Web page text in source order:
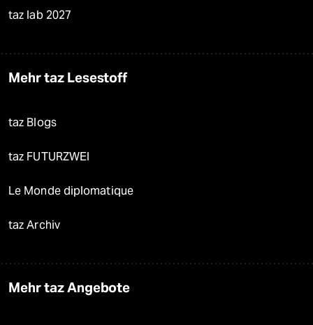
taz lab 2027
Mehr taz Lesestoff
taz Blogs
taz FUTURZWEI
Le Monde diplomatique
taz Archiv
Mehr taz Angebote